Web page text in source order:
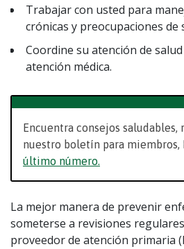
Trabajar con usted para
crónicas y preocupaciones de
Coordine su atención de
atención médica.
Encuentra consejos saludables,
nuestro boletín para miembros,
último número.
La mejor manera de prevenir
someterse a revisiones
proveedor de atención primaria